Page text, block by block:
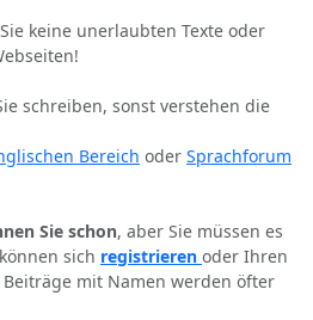
keine unerlaubten Texte oder
schreiben, sonst verstehen die
Bereich oder Sprachforum
Sie schon, aber Sie müssen es
sich registrieren oder Ihren
mit Namen werden öfter